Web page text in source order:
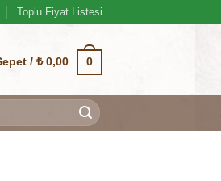
Toplu Fiyat Listesi
/₺0,00 0